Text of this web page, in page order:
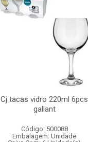
Cj tacas vidro 220ml 6pcs
gallant
Código: 500088
Embalagem: Unidade